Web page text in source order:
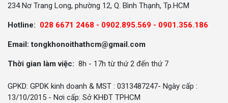
234 Nơ Trang Long, phường 12, Q. Bình Thạnh, Tp.HCM
Hotline: 028 6671 2468 - 0902.895.569 - 0901.356.186
Email: tongkhonoithathcm@gmail.com
Thời gian làm việc: 8h - 17h từ thứ 2 đến thứ 7
GPKD: GPDK kinh doanh & MST : 0313487247- Ngày cấp :
13/10/2015 - Nơi cấp: Sở KHĐT TPHCM